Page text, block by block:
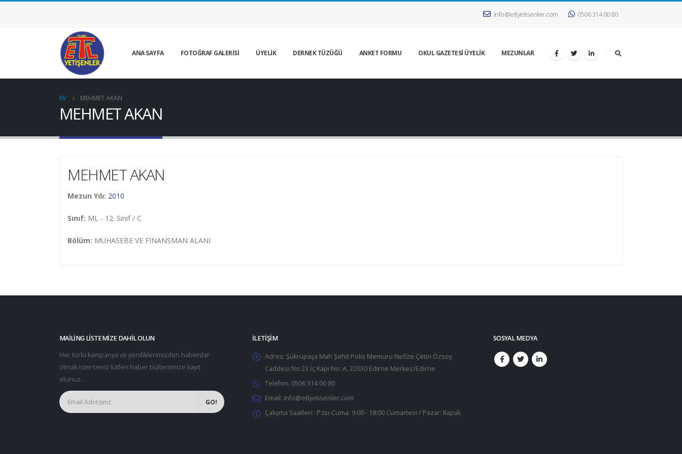
info@etlyetisenler.com 0506 314 00 80
ANA SAYFA FOTOĞRAF GALERİSİ ÜYELİK DERNEK TÜZÜĞÜ ANKET FORMU OKUL GAZETESİ ÜYELİK MEZUNLAR
EV MEHMET AKAN
MEHMET AKAN
MEHMET AKAN
Mezun Yılı: 2010
Sınıf: ML - 12. Sınıf / C
Bölüm: MUHASEBE VE FİNANSMAN ALANI
MAILING LISTEMIZE DAHIL OLUN
Her türlü kampanya ve yeniliklerimizden haberdar
olmak isterseniz lütfen haber bültenimize kayıt
olunuz..
İLETIŞIM
Adres: Şükrüpaşa Mah Şehit Polis Memuru Nefize Çetin Özsoy
Caddesi No:23 İç Kapı No: A, 22030 Edirne Merkez/Edirne
Telefon: 0506 314 00 80
Email: info@etlyetisenler.com
Çalışma Saatleri:: P.tsi-Cuma: 9:00 - 18:00 Cumartesi / Pazar: Kapalı
SOSYAL MEDYA